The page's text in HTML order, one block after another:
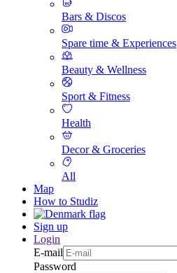
Bars & Discos
Spare time & Experiences
Beauty & Wellness
Sport & Fitness
Health
Decor & Groceries
All
Map
How to Studiz
Sign up
Login
E-mail
Password